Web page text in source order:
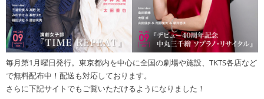
毎月第1月曜日発行。東京都内を中心に全国の劇場や施設、TKTS各店など
で無料配布中！配送も対応しております。
さらに下記サイトでもご覧いただけるようになりました！